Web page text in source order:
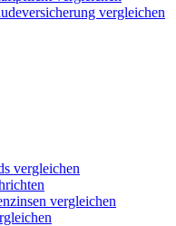
vergleichen
vergleichen
vergleichen